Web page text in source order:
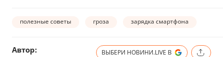
полезные советы гроза зарядка смартфона
Автор: ВЫБЕРИ НОВИНИ.LIVE В